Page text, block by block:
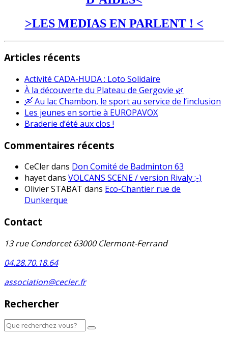
>LES MEDIAS EN PARLENT ! <
Articles récents
Activité CADA-HUDA : Loto Solidaire
À la découverte du Plateau de Gergovie 🌿
🛶 Au lac Chambon, le sport au service de l’inclusion
Les jeunes en sortie à EUROPAVOX
Braderie d’été aux clos !
Commentaires récents
CeClerdans Don Comité de Badminton 63
hayetdans VOLCANS SCENE / version Rivaly ;-)
Olivier STABAT dans Eco-Chantier rue de
Dunkerque
Contact
13 rue Condorcet 63000 Clermont-Ferrand
04.28.70.18.64
association@cecler.fr
Rechercher